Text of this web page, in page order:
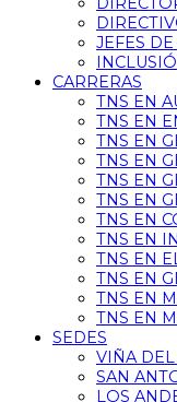
JEFES
CARRERAS
TNS EN
TNS EN
TNS EN
TNS EN
TNS EN
TNS EN
TNS EN
TNS EN
TNS EN
TNS EN
TNS EN
TNS EN
SEDES
VIÑA
SAN
LOS